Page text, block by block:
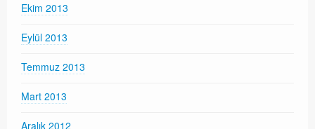
Ekim 2013
Eylül 2013
Temmuz 2013
Mart 2013
Aralık 2012